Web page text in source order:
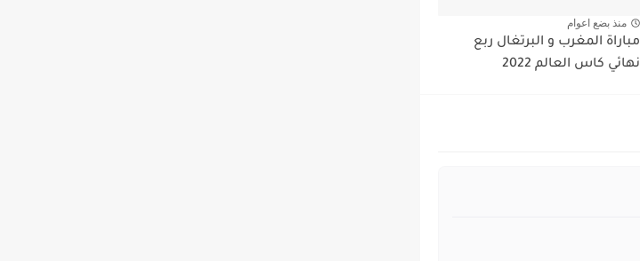
منذ بضع اعوام
مباراة المغرب و البرتغال ربع
نهائي كاس العالم 2022